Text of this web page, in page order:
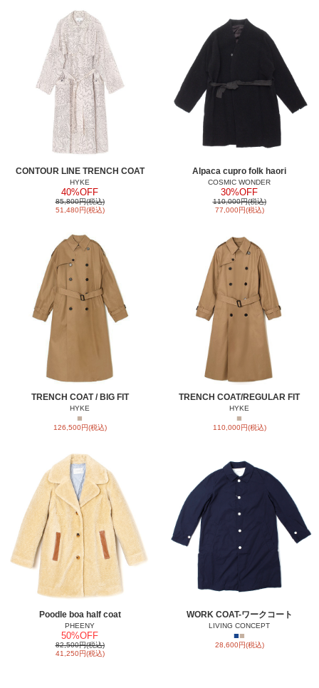
CONTOUR LINE TRENCH COAT
HYKE
40%OFF
85,800円(税込)
51,480円(税込)
Alpaca cupro folk haori
COSMIC WONDER
30%OFF
110,000円(税込)
77,000円(税込)
TRENCH COAT / BIG FIT
HYKE
■
126,500円(税込)
TRENCH COAT/REGULAR FIT
HYKE
■
110,000円(税込)
Poodle boa half coat
PHEENY
50%OFF
82,500円(税込)
41,250円(税込)
WORK COAT-ワークコート
LIVING CONCEPT
■■
28,600円(税込)